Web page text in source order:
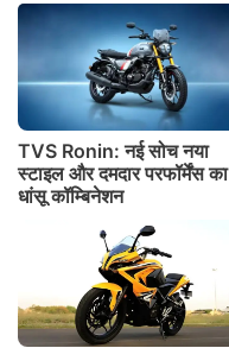
TVS Ronin: नई सोच नया
स्टाइल और दमदार परफॉर्मेंस का
धांसू कॉम्बिनेशन